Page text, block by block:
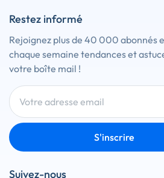
Restez informé
Rejoignez plus de 40 000 abonnés
chaque semaine tendances et
votre boîte mail !
S'inscrire
Suivez-nous